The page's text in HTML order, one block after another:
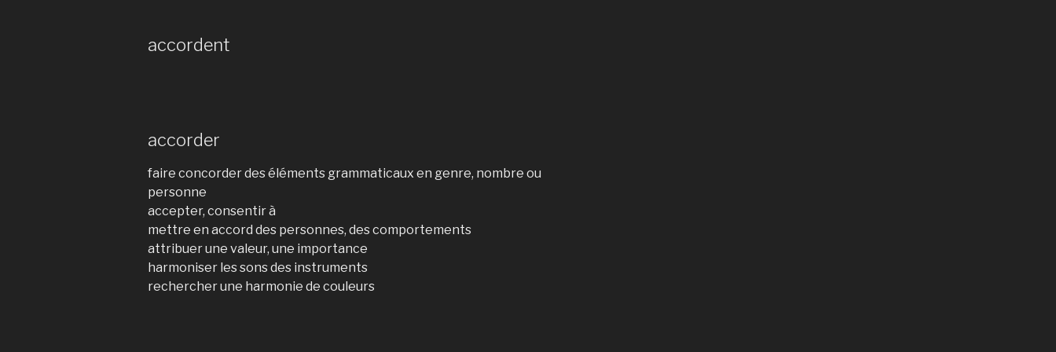
accordent
accorder
faire concorder des éléments grammaticaux en genre, nombre ou
personne
accepter, consentir à
mettre en accord des personnes, des comportements
attribuer une valeur, une importance
harmoniser les sons des instruments
rechercher une harmonie de couleurs